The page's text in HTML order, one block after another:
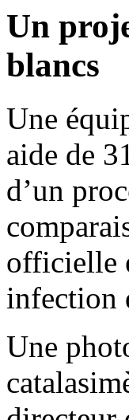
Un
blancs
Une
aide de
d’un
officielle
infection
Une